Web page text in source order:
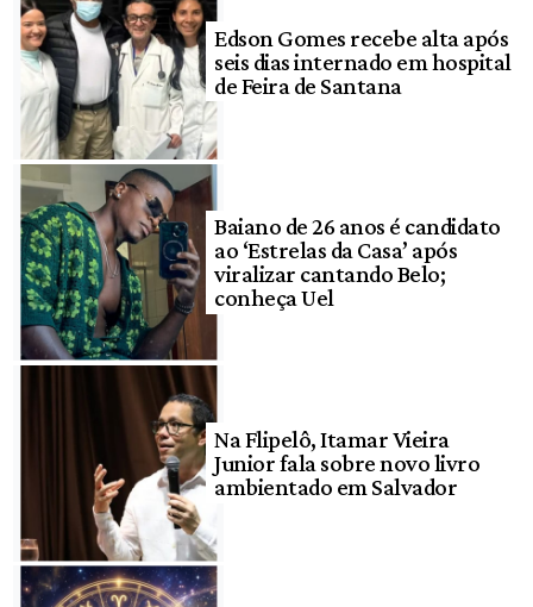
Edson Gomes recebe alta após
seis dias internado em hospital
de Feira de Santana
Baiano de 26 anos é candidato
ao ‘Estrelas da Casa’ após
viralizar cantando Belo;
conheça Uel
Na Flipelô, Itamar Vieira
Junior fala sobre novo livro
ambientado em Salvador